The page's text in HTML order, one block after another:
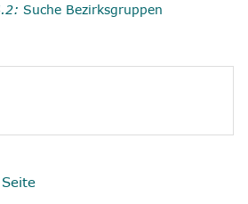
Suche Bezirksgruppen